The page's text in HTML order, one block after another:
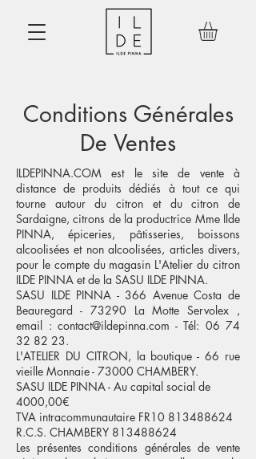
Conditions Générales
De Ventes
ILDEPINNA.COM est le site de vente à
distance de produits dédiés à tout ce qui
tourne autour du citron et du citron de
Sardaigne, citrons de la productrice Mme Ilde
PINNA, épiceries, pâtisseries, boissons
alcoolisées et non alcoolisées, articles divers,
pour le compte du magasin L'Atelier du citron
ILDE PINNA et de la SASU ILDE PINNA.
SASU ILDE PINNA - 366 Avenue Costa de
Beauregard - 73290 La Motte Servolex ,
email : contact@ildepinna.com - Tél: 06 74
32 82 23.
L'ATELIER DU CITRON, la boutique - 66 rue
vieille Monnaie - 73000 CHAMBERY.
​SASU ILDE PINNA - Au capital social de
4000,00€
TVA intracommunautaire FR10 813488624
R.C.S. CHAMBERY 813488624
Les présentes conditions générales de vente